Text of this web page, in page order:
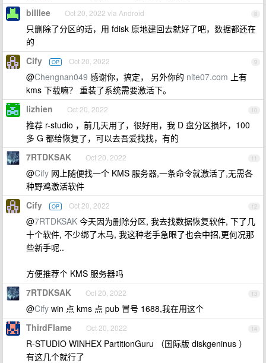
8
billlee Oct 20, 2022 via Android
只删除了分区的话，用 fdisk 原地建回去就好了吧，数据都还在
的
9
Cify OP Oct 20, 2022
@Chengnan049 感谢你，搞定， 另外你的 nite07.com 上有
kms 下载嘛？ 重装了系统需要激活下。
10
lizhien Oct 20, 2022
推荐 r-studio ，前几天用了，很好用，我 D 盘分区损坏，100
多 G 都给恢复了，可以去吾爱找找，有的
11
7RTDKSAK Oct 20, 2022
@Cify 网上随便找一个 KMS 服务器,一条命令就激活了,无需各
种野鸡激活软件
12
Cify OP Oct 20, 2022
@7RTDKSAK 今天因为删除分区, 我去找数据恢复软件, 下了几
十个软件, 不少绑了木马, 我这种老手急眼了也会中招,更何况那
些新手呢..
方便推荐个 KMS 服务器吗
13
7RTDKSAK Oct 20, 2022
@Cify win 点 kms 点 pub 冒号 1688,我在用这个
14
ThirdFlame Oct 20, 2022
R-STUDIO WINHEX PartitionGuru （国际版 diskgeninus ）
有这几个就行了